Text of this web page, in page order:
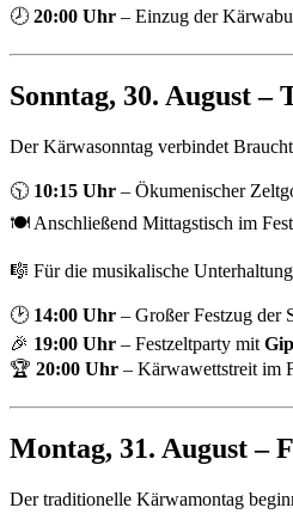
🕗 20:00 Uhr – Einzug der
Sonntag, 30. August –
Der Kärwasonntag verbindet
🕥 10:15 Uhr – Ökumenischer
🍽️ Anschließend Mittagstisch im
🎼 Für die musikalische
🕑 14:00 Uhr – Großer Festzug der
🎉 19:00 Uhr – Festzeltparty mit
🏆 20:00 Uhr – Kärwawettstreit im
Montag, 31. August –
Der traditionelle Kärwamontag